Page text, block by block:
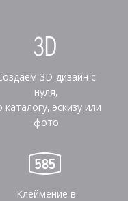
3D-дизайн с
нуля,
каталогу, эскизу или
фото
Клеймение в